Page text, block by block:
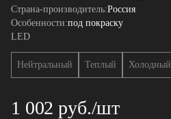
Страна-производитель:Россия
Особенности:под покраску
LED
Нейтральный Теплый Холодный
1 002 руб./шт